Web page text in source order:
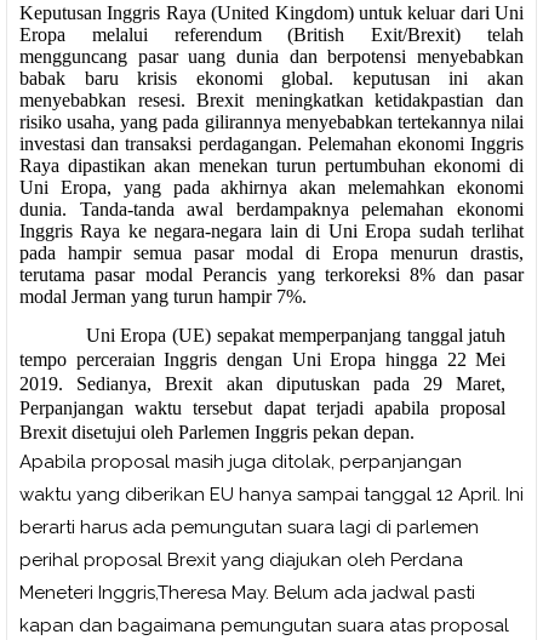
Keputusan Inggris Raya (United Kingdom) untuk keluar dari Uni
Eropa melalui referendum (British Exit/Brexit) telah
mengguncang pasar uang dunia dan berpotensi menyebabkan
babak baru krisis ekonomi global. keputusan ini akan
menyebabkan resesi. Brexit meningkatkan ketidakpastian dan
risiko usaha, yang pada gilirannya menyebabkan tertekannya nilai
investasi dan transaksi perdagangan. Pelemahan ekonomi Inggris
Raya dipastikan akan menekan turun pertumbuhan ekonomi di
Uni Eropa, yang pada akhirnya akan melemahkan ekonomi
dunia. Tanda-tanda awal berdampaknya pelemahan ekonomi
Inggris Raya ke negara-negara lain di Uni Eropa sudah terlihat
pada hampir semua pasar modal di Eropa menurun drastis,
terutama pasar modal Perancis yang terkoreksi 8% dan pasar
modal Jerman yang turun hampir 7%.
Uni Eropa (UE) sepakat memperpanjang tanggal jatuh
tempo perceraian Inggris dengan Uni Eropa hingga 22 Mei
2019. Sedianya, Brexit akan diputuskan pada 29 Maret,
Perpanjangan waktu tersebut dapat terjadi apabila proposal
Brexit disetujui oleh Parlemen Inggris pekan depan.
Apabila proposal masih juga ditolak, perpanjangan
waktu yang diberikan EU hanya sampai tanggal 12 April. Ini
berarti harus ada pemungutan suara lagi di parlemen
perihal proposal Brexit yang diajukan oleh Perdana
Meneteri Inggris,Theresa May. Belum ada jadwal pasti
kapan dan bagaimana pemungutan suara atas proposal